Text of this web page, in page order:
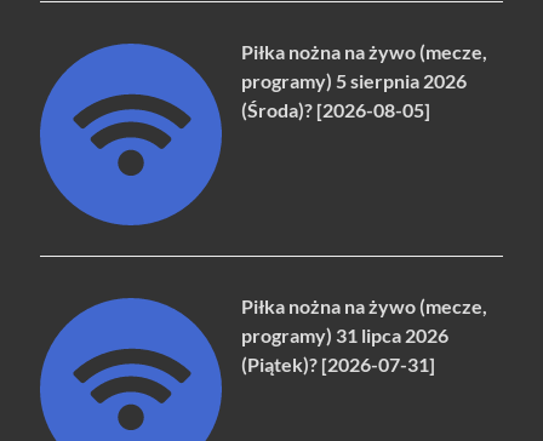
Piłka nożna na żywo (mecze,
programy) 5 sierpnia 2026
(Środa)? [2026-08-05]
Piłka nożna na żywo (mecze,
programy) 31 lipca 2026
(Piątek)? [2026-07-31]